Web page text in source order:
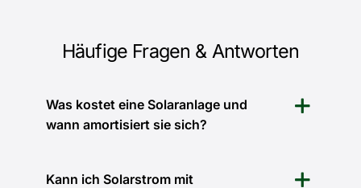
Häufige Fragen & Antworten
Was kostet eine Solaranlage und
wann amortisiert sie sich?
Kann ich Solarstrom mit